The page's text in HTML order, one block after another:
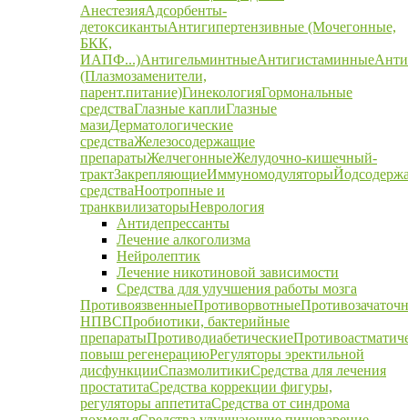
АнестезияАдсорбенты-
детоксикантыАнтигипертензивные (Мочегонные,
БКК,
ИАПФ...)АнтигельминтныеАнтигистаминные
(Плазмозаменители,
парент.питание)ГинекологияГормональные
средстваГлазные каплиГлазные
мазиДерматологические
средстваЖелезосодержащие
препаратыЖелчегонныеЖелудочно-кишечный-
трактЗакрепляющиеИммуномодуляторы
средстваНоотропные и
транквилизаторыНеврология
Антидепрессанты
Лечение алкоголизма
Нейролептик
Лечение никотиновой зависимости
Средства для улучшения работы мозга
ПротивоязвенныеПротиворвотные
НПВСПробиотики, бактерийные
препаратыПротиводиабетические
повыш регенерациюРегуляторы эректильной
дисфункцииСпазмолитикиСредства для лечения
простатитаСредства коррекции фигуры,
регуляторы аппетитаСредства от синдрома